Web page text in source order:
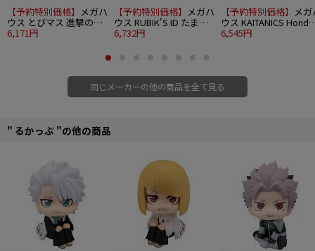
【予約特別価格】 メガハ
ウス とびマス 進撃の巨
人 6個入り1BOX
6,171円
【予約特別価格】 メガハ
ウス RUBIK'S ID たまご
っち 6個入り1BOX
6,732円
【予約特別価格】 メ
ウス KAITANICS Honda
スーパーカブ110 グリ
6,545円
同じメーカーの他の商品を全て見る
" るかっぷ "の他の商品